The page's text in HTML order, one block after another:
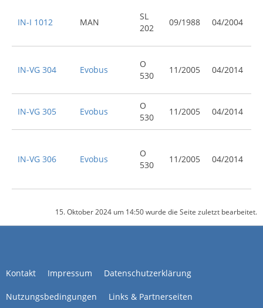
IN-I 1012 MAN
SL
202
09/1988 04/2004
IN-VG 304 Evobus
O
530
11/2005 04/2014
IN-VG 305 Evobus
O
530
11/2005 04/2014
IN-VG 306 Evobus
O
530
11/2005 04/2014
15. Oktober 2024 um 14:50 wurde die Seite zuletzt bearbeitet.
Kontakt Impressum Datenschutzerklärung
Nutzungsbedingungen Links & Partnerseiten